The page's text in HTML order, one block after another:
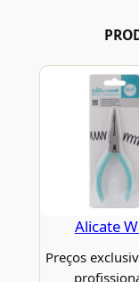
Alicate
Preços